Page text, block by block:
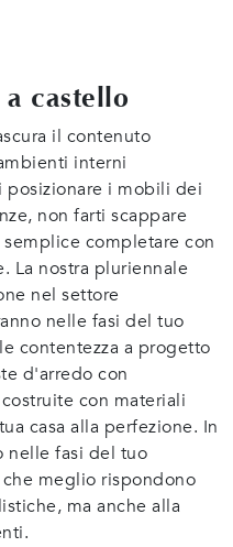
castello
il contenuto
interni
i mobili dei
non farti scappare
completare con
La nostra pluriennale
nel settore
nelle fasi del tuo
contentezza a progetto
d'arredo con
con materiali
casa alla perfezione. In
nelle fasi del tuo
meglio rispondono
ma anche alla